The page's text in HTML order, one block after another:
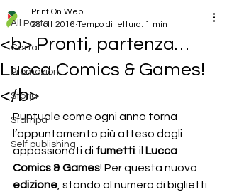
All Posts
Carta
Promozioni
Storia
Stampa
Self publishing
<b> Pronti, partenza…
Lucca Comics & Games!
</b>
Print On Web
28 ott 2016 Tempo di lettura: 1 min
Puntuale come ogni anno torna
l’appuntamento più atteso dagli
appassionati di fumetti: il Lucca
Comics & Games! Per questa nuova
edizione , stando al numero di biglietti